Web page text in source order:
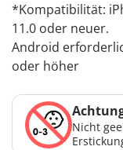
*Kompatibilität:
11.0 oder neuer.
Android
oder höher
Nicht